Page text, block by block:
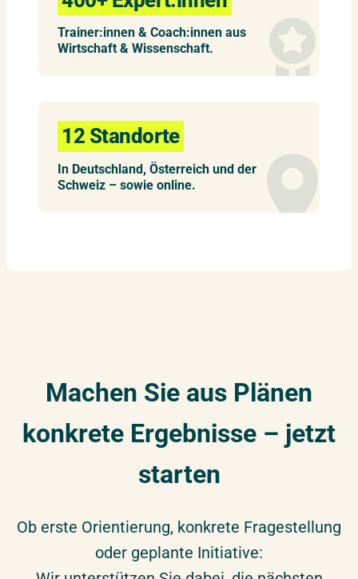
Trainer:innen & Coach:innen aus
Wirtschaft & Wissenschaft.
12 Standorte
In Deutschland, Österreich und der
Schweiz – sowie online.
Machen Sie aus Plänen
konkrete Ergebnisse – jetzt
starten
Ob erste Orientierung, konkrete Fragestellung
oder geplante Initiative: